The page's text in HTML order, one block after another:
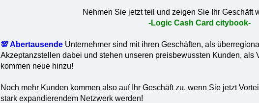
Nehmen Sie jetzt teil und zeigen Sie Ihr Geschäft
-Logic Cash Card citybook-
💯 AbertausendeUnternehmer sind mit ihren Geschäften, als
Akzeptanzstellen dabei und stehen unseren preisbewussten Kunden, als
kommen neue hinzu!
Noch mehr Kunden kommen also auf Ihr Geschäft zu, wenn Sie jetzt
stark expandierendem Netzwerk werden!